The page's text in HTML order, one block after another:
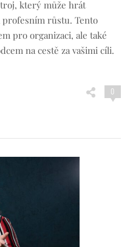
který může hrát
profesním růstu. Tento
pro organizaci, ale také
na cestě za vašimi cíli.
0